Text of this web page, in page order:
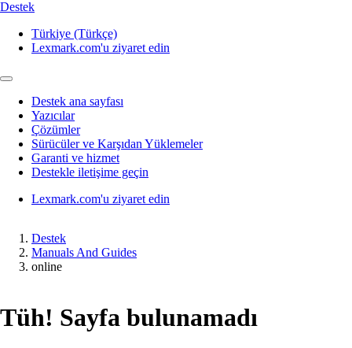
Destek
Türkiye (Türkçe)
Lexmark.com'u ziyaret edin
Destek ana sayfası
Yazıcılar
Çözümler
Sürücüler ve Karşıdan Yüklemeler
Garanti ve hizmet
Destekle iletişime geçin
Lexmark.com'u ziyaret edin
Destek
Manuals And Guides
online
Tüh! Sayfa bulunamadı